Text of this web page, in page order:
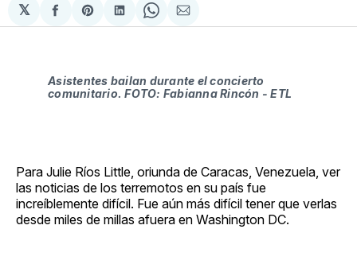
𝕏
Compartir
en
Share
on
Compartir
en
Share
on
Compartir
via
Asistentes bailan durante el concierto
comunitario. FOTO: Fabianna Rincón - ETL
Para Julie Ríos Little, oriunda de Caracas, Venezuela, ver
las noticias de los terremotos en su país fue
increíblemente difícil. Fue aún más difícil tener que verlas
desde miles de millas afuera en Washington DC.